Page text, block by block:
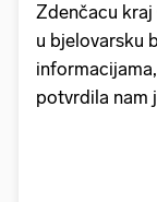
Zdenčacu kraj
u bjelovarsku
potvrdila nam